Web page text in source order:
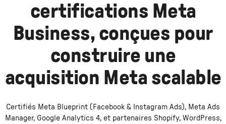
certifications Meta
Business, conçues pour
construire une
acquisition Meta scalable
Certifiés Meta Blueprint (Facebook & Instagram Ads), Meta Ads
Manager, Google Analytics 4, et partenaires Shopify, WordPress,